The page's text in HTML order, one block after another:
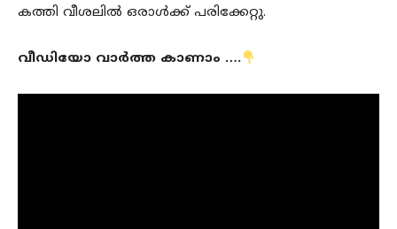
കത്തി വീശലിൽ ഒരാൾക്ക് പരിക്കേറ്റു.
വീഡിയോ വാർത്ത കാണാം ….